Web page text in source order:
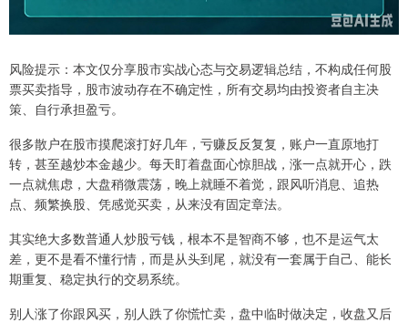
风险提示：本文仅分享股市实战心态与交易逻辑总结，不构成任何股
票买卖指导，股市波动存在不确定性，所有交易均由投资者自主决
策、自行承担盈亏。
很多散户在股市摸爬滚打好几年，亏赚反反复复，账户一直原地打
转，甚至越炒本金越少。每天盯着盘面心惊胆战，涨一点就开心，跌
一点就焦虑，大盘稍微震荡，晚上就睡不着觉，跟风听消息、追热
点、频繁换股、凭感觉买卖，从来没有固定章法。
其实绝大多数普通人炒股亏钱，根本不是智商不够，也不是运气太
差，更不是看不懂行情，而是从头到尾，就没有一套属于自己、能长
期重复、稳定执行的交易系统。
别人涨了你跟风买，别人跌了你慌忙卖，盘中临时做决定，收盘又后